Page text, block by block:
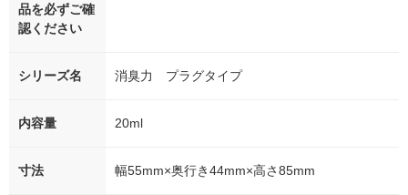
品を必ずご確
認ください
シリーズ名 消臭力 プラグタイプ
内容量 20ml
寸法 幅55mm×奥行き44mm×高さ85mm